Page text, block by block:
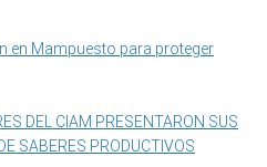
en Mampuesto para proteger
DEL CIAM PRESENTARON SUS
SABERES PRODUCTIVOS